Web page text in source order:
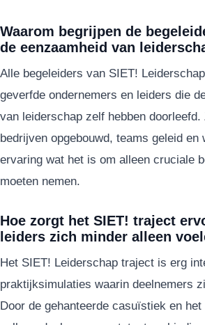
Waarom begrijpen de
de eenzaamheid van
Alle begeleiders van SIET!
geverfde ondernemers en leiders die
van leiderschap zelf hebben doorleefd.
bedrijven opgebouwd, teams geleid en
ervaring wat het is om alleen cruciale
moeten nemen.
Hoe zorgt het SIET! traject
leiders zich minder alleen
Het SIET! Leiderschap traject is erg
praktijksimulaties waarin deelnemers
Door de gehanteerde casuïstiek en het